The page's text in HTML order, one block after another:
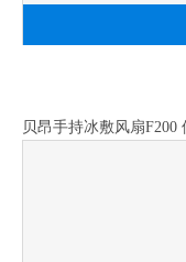
贝昂手持冰敷风扇F200